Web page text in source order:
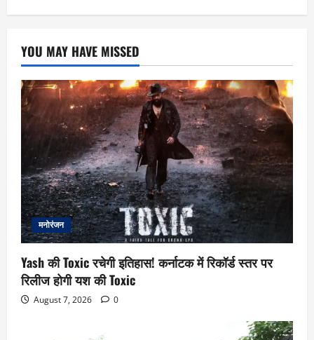
YOU MAY HAVE MISSED
मनोरंजन
Yash की Toxic रचेगी इतिहास! कर्नाटक में रिकॉर्ड स्तर पर
रिलीज होगी यश की Toxic
August 7, 2026 0